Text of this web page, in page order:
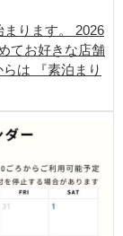
ります。 2026
てお好きな店舗
は 『素泊まり